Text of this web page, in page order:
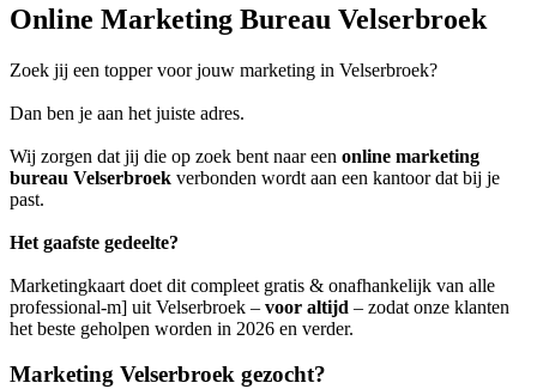
Online Marketing Bureau Velserbroek
Zoek jij een topper voor jouw marketing in Velserbroek?
Dan ben je aan het juiste adres.
Wij zorgen dat jij die op zoek bent naar een online marketing
bureau Velserbroek verbonden wordt aan een kantoor dat bij je
past.
Het gaafste gedeelte?
Marketingkaart doet dit compleet gratis & onafhankelijk van alle
professional-m] uit Velserbroek – voor altijd – zodat onze klanten
het beste geholpen worden in 2026 en verder.
Marketing Velserbroek gezocht?